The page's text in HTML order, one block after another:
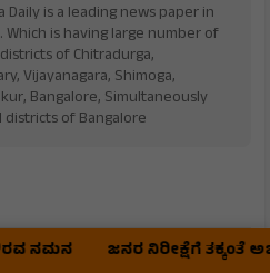
Daily is a leading news paper in
Which is having large number of
of Chitradurga,
Vijayanagara, Shimoga,
Bangalore, Simultaneously
of Bangalore
ಜನರ ನಿರೀಕ್ಷೆಗೆ ತಕ್ಕಂತೆ ಅಭಿವೃದ್ದಿಗೆ